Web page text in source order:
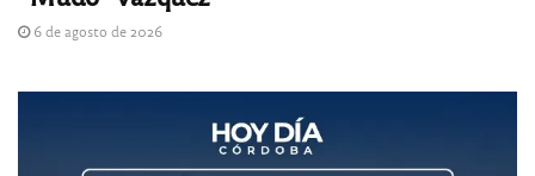
6 de agosto de 2026